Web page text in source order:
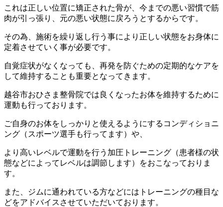
これは正しい位置に矯正された骨が、今までの悪い習慣で筋
肉が引っ張り、元の悪い状態に戻ろうとするからです。
その為、施術を繰り返し行う事により正しい状態をお身体に
定着させていく事が必要です。
自覚症状がなくなっても、再発を防ぐための定期的なケアを
して維持することも重要となってきます。
越谷市おひさま整骨院では良くなったお体を維持するために
運動も行っております。
ご自身のお体をしっかりと使えるようにするコンディショニ
ング（スポーツ選手も行ってます）や、
より高いレベルで運動を行う加圧トレーニング（患者様の状
態などによってレベルは調節します）をおこなっておりま
す。
また、ジムに通われている方などにはトレーニングの種目な
どをアドバイスさせていただいております。